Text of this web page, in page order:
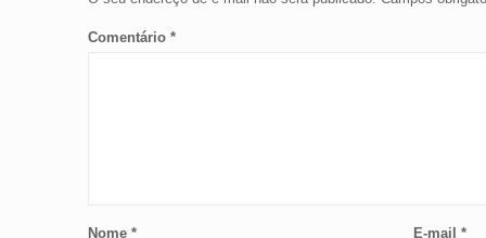
Comentário*
Nome* E-mail*